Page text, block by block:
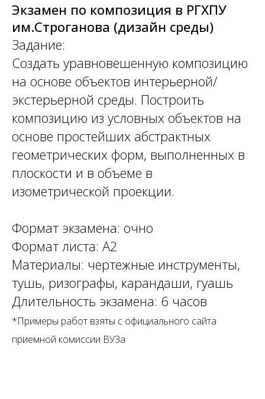
Экзамен по композиция в РГХПУ
им.Строганова (дизайн среды)
Задание:
Создать уравновешенную композицию
на основе объектов интерьерной/
экстерьерной среды. Построить
композицию из условных объектов на
основе простейших абстрактных
геометрических форм, выполненных в
плоскости и в объеме в
изометрической проекции.
Формат экзамена: очно
Формат листа: А2
Материалы: чертежные инструменты,
тушь, ризографы, карандаши, гуашь
Длительность экзамена: 6 часов
*Примеры работ взяты с официального сайта
приемной комиссии ВУЗа